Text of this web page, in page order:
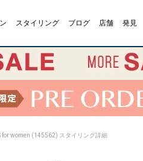
スタイリング ブログ 店舗 発見
for women (145562) スタイリング詳細